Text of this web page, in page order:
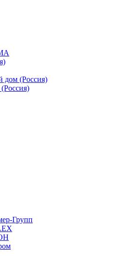
дом (Россия)
Групп